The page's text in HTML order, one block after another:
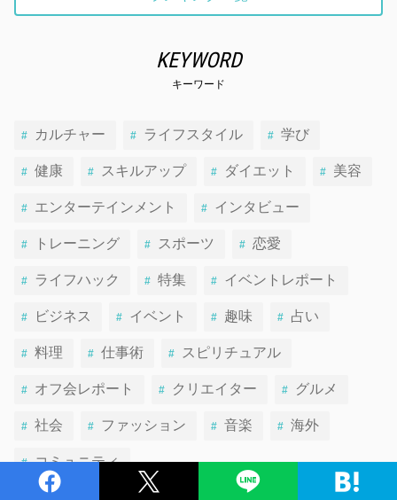
KEYWORD
キーワード
カルチャー ライフスタイル 学び
健康 スキルアップ ダイエット 美容
エンターテインメント インタビュー
トレーニング スポーツ 恋愛
ライフハック 特集 イベントレポート
ビジネス イベント 趣味 占い
料理 仕事術 スピリチュアル
オフ会レポート クリエイター グルメ
社会 ファッション 音楽 海外
コミュニティ